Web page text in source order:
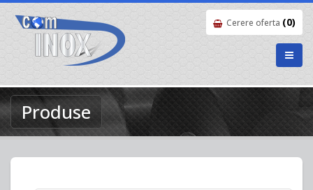
Cerere oferta (0)
Produse